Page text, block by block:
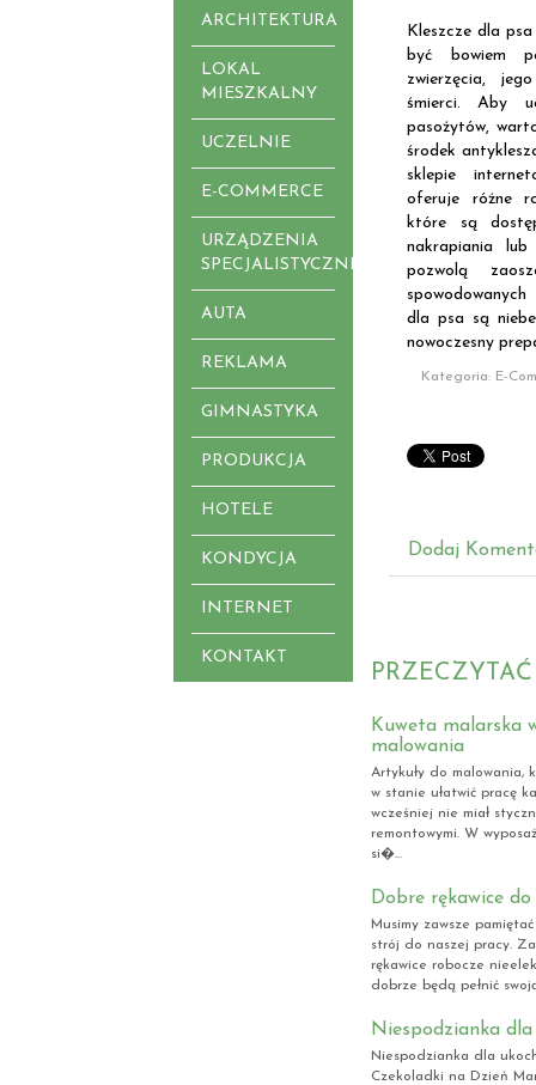
ARCHITEKTURA
LOKAL
MIESZKALNY
UCZELNIE
E-COMMERCE
URZĄDZENIA
SPECJALISTYCZNE
AUTA
REKLAMA
GIMNASTYKA
PRODUKCJA
HOTELE
KONDYCJA
INTERNET
KONTAKT
Kleszcze dla
być bowiem
zwierzęcia,
śmierci. Aby
pasożytów,
środek
sklepie
oferuje różne
które są
nakrapiania
pozwolą
dla psa są
nowoczesny
Kategoria: E-
Dodaj
Kuweta malarska
malowania
Artykuły do malowania,
w stanie ułatwić pracę
wcześniej nie miał
remontowymi. W
si�...
Dobre rękawice
Musimy zawsze
strój do naszej pracy.
rękawice robocze
dobrze będą pełnić
Niespodzianka
Niespodzianka dla
Czekoladki na Dzień